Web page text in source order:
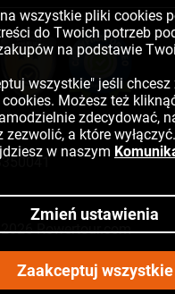
Rowertour.com
rowerowy
wszystkie pliki cookies
do Twoich potrzeb
na podstawie
wszystkie" jeśli chcesz
Możesz też
zdecydować,
zezwolić, a które
w naszym
Zmień ustawienia
Zaakceptuj wszystkie